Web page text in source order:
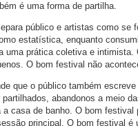
é uma forma de partilha.
público e artistas como se
estatística, enquanto
uma prática coletiva e
O bom festival não
que o público também
abandonos a meio
casa de banho. O bom festival
principal. O bom festival